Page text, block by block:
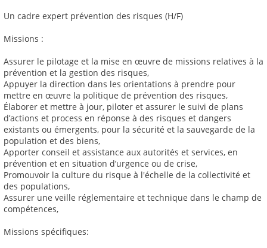
Un cadre expert prévention des risques (H/F)
Missions :
Assurer le pilotage et la mise en œuvre de missions relatives à la
prévention et la gestion des risques,
Appuyer la direction dans les orientations à prendre pour
mettre en œuvre la politique de prévention des risques,
Élaborer et mettre à jour, piloter et assurer le suivi de plans
d’actions et process en réponse à des risques et dangers
existants ou émergents, pour la sécurité et la sauvegarde de la
population et des biens,
Apporter conseil et assistance aux autorités et services, en
prévention et en situation d’urgence ou de crise,
Promouvoir la culture du risque à l'échelle de la collectivité et
des populations,
Assurer une veille réglementaire et technique dans le champ de
compétences,
Missions spécifiques: